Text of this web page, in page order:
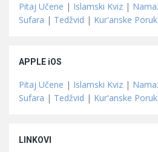
Pitaj Učene | Islamski Kviz |
Sufara | Tedžvid | Kur'anske
APPLE iOS
Pitaj Učene | Islamski Kviz |
Sufara | Tedžvid | Kur'anske
LINKOVI